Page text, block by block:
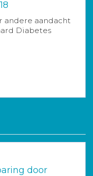
andere aandacht
Diabetes
door